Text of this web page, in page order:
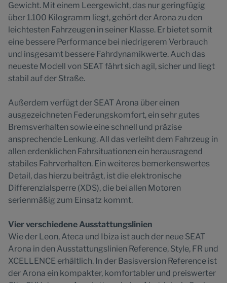
Gewicht. Mit einem Leergewicht, das nur geringfügig
über 1.100 Kilogramm liegt, gehört der Arona zu den
leichtesten Fahrzeugen in seiner Klasse. Er bietet somit
eine bessere Performance bei niedrigerem Verbrauch
und insgesamt bessere Fahrdynamikwerte. Auch das
neueste Modell von SEAT fährt sich agil, sicher und liegt
stabil auf der Straße.
Außerdem verfügt der SEAT Arona über einen
ausgezeichneten Federungskomfort, ein sehr gutes
Bremsverhalten sowie eine schnell und präzise
ansprechende Lenkung. All das verleiht dem Fahrzeug in
allen erdenklichen Fahrsituationen ein herausragend
stabiles Fahrverhalten. Ein weiteres bemerkenswertes
Detail, das hierzu beiträgt, ist die elektronische
Differenzialsperre (XDS), die bei allen Motoren
serienmäßig zum Einsatz kommt.
Vier verschiedene Ausstattungslinien
Wie der Leon, Ateca und Ibiza ist auch der neue SEAT
Arona in den Ausstattungslinien Reference, Style, FR und
XCELLENCE erhältlich. In der Basisversion Reference ist
der Arona ein kompakter, komfortabler und preiswerter